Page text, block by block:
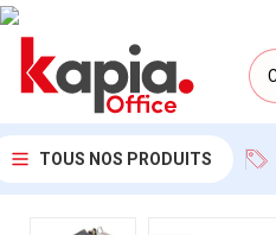
TOUS NOS PRODUITS
Accueil/KAPIA OFFICE MAROC